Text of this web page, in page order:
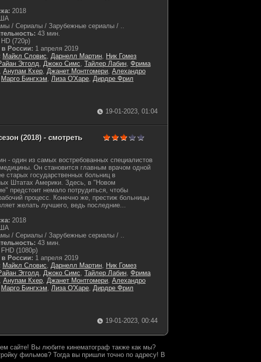
2018
/ Сериалы / Зарубежные сериалы / ..
43 мин.
HD (720p)
России: 1 апреля 2019
Майкл Словис, Дарнелл Мартин, Ник Гомез
Эгголд, Джоко Симс, Тайлер Лабин, Фрима
, Анупам Кхер, Джанет Монтгомери, Алехандро
Марго Бингхэм, Лиза О'Харе, Дирдре Фрил
19-01-2023, 01:04
(2018) - смотреть
- один из самых востребованных специалистов
Он становится главным врачом одной
старых государственных больниц в
Штатах Америки. Здесь, в "Новом
предстоит немало потрудиться, чтобы
процесс. Конечно же, престиж больницы
желать лучшего, ведь последние...
2018
/ Сериалы / Зарубежные сериалы / ..
43 мин.
FHD (1080p)
России: 1 апреля 2019
Майкл Словис, Дарнелл Мартин, Ник Гомез
Эгголд, Джоко Симс, Тайлер Лабин, Фрима
, Анупам Кхер, Джанет Монтгомери, Алехандро
Марго Бингхэм, Лиза О'Харе, Дирдре Фрил
19-01-2023, 00:44
сайте! Вы любите кинематограф также как мы?
фильмов? Тогда вы пришли точно по адресу! В